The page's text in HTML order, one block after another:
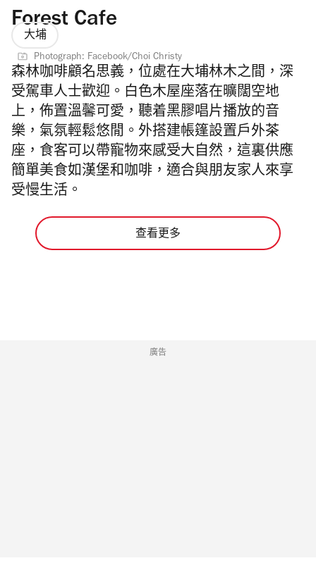
Forest Cafe
大埔
Photograph: Facebook/Choi Christy
森林咖啡顧名思義，位處在大埔林木之間，深
受駕車人士歡迎。白色木屋座落在曠闊空地
上，佈置溫馨可愛，聽着黑膠唱片播放的音
樂，氣氛輕鬆悠閒。外搭建帳篷設置戶外茶
座，食客可以帶寵物來感受大自然，這裏供應
簡單美食如漢堡和咖啡，適合與朋友家人來享
受慢生活。
查看更多
廣告